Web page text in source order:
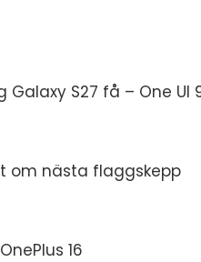
S27 få – One UI
om nästa flaggskepp
16